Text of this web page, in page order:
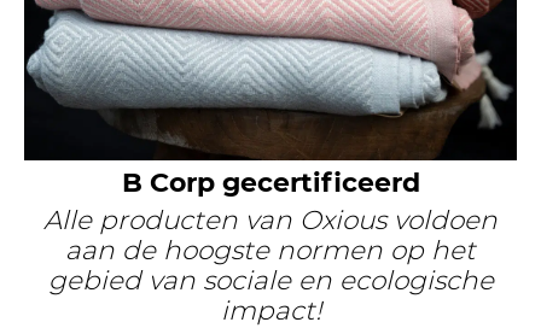
B Corp gecertificeerd
Alle producten van Oxious voldoen
aan de hoogste normen op het
gebied van sociale en ecologische
impact!